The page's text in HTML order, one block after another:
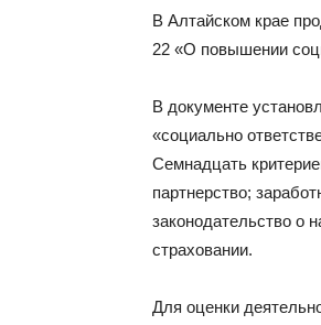
В Алтайском крае
22 «О повышении
В документе
«социально
Семнадцать
партнерство;
законодательство о
страховании.
Для оценки